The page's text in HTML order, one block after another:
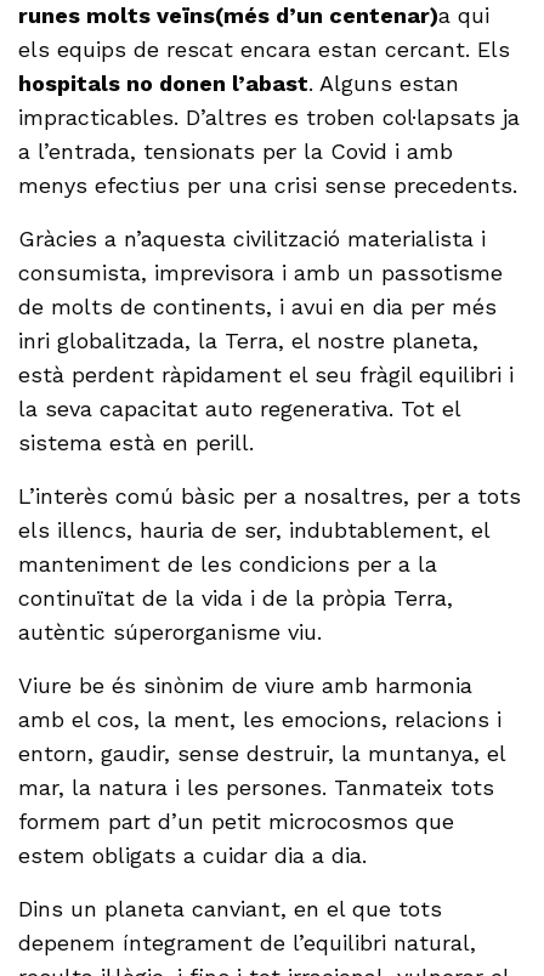
runes molts veïns(més d’un centenar)a qui
els equips de rescat encara estan cercant. Els
hospitals no donen l’abast. Alguns estan
impracticables. D’altres es troben col·lapsats ja
a l’entrada, tensionats per la Covid i amb
menys efectius per una crisi sense precedents.
Gràcies a n’aquesta civilització materialista i
consumista, imprevisora i amb un passotisme
de molts de continents, i avui en dia per més
inri globalitzada, la Terra, el nostre planeta,
està perdent ràpidament el seu fràgil equilibri i
la seva capacitat auto regenerativa. Tot el
sistema està en perill.
L’interès comú bàsic per a nosaltres, per a tots
els illencs, hauria de ser, indubtablement, el
manteniment de les condicions per a la
continuïtat de la vida i de la pròpia Terra,
autèntic súperorganisme viu.
Viure be és sinònim de viure amb harmonia
amb el cos, la ment, les emocions, relacions i
entorn, gaudir, sense destruir, la muntanya, el
mar, la natura i les persones. Tanmateix tots
formem part d’un petit microcosmos que
estem obligats a cuidar dia a dia.
Dins un planeta canviant, en el que tots
depenem íntegrament de l’equilibri natural,